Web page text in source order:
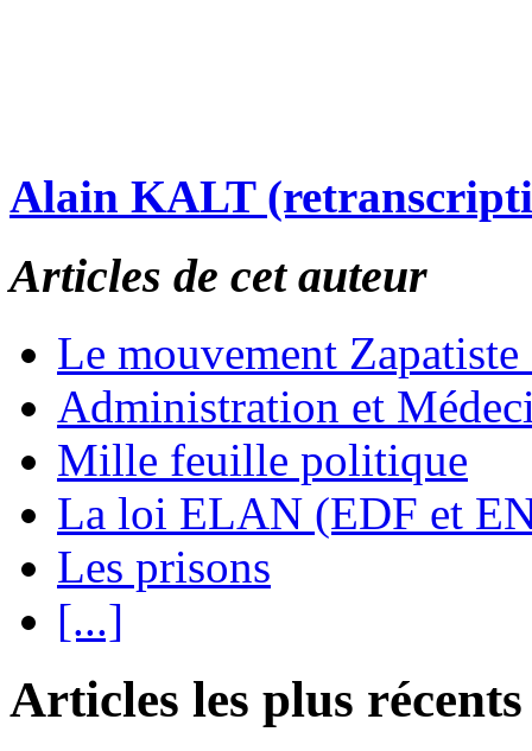
Alain KALT
Articles de cet auteur
Le mouvement
Administration et
Mille feuille politique
La loi ELAN (EDF et
Les prisons
[...]
Articles les plus récents